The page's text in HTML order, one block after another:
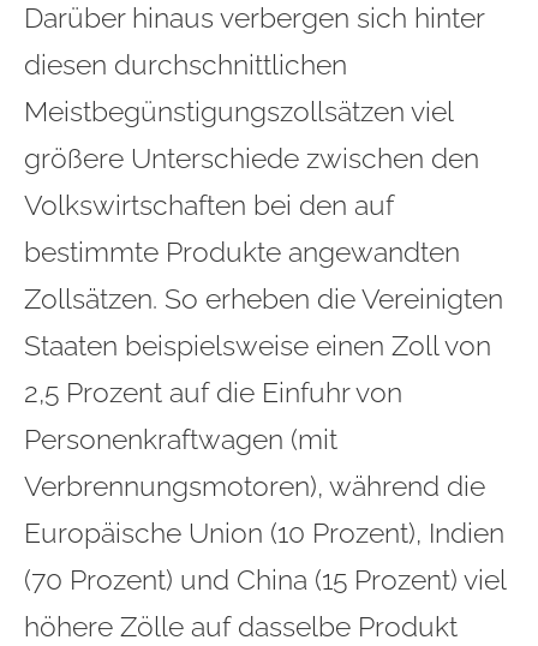
Darüber hinaus verbergen sich hinter
diesen durchschnittlichen
Meistbegünstigungszollsätzen viel
größere Unterschiede zwischen den
Volkswirtschaften bei den auf
bestimmte Produkte angewandten
Zollsätzen. So erheben die Vereinigten
Staaten beispielsweise einen Zoll von
2,5 Prozent auf die Einfuhr von
Personenkraftwagen (mit
Verbrennungsmotoren), während die
Europäische Union (10 Prozent), Indien
(70 Prozent) und China (15 Prozent) viel
höhere Zölle auf dasselbe Produkt